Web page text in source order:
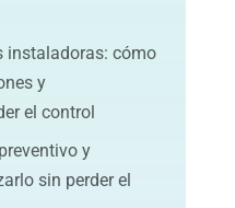
instaladoras: cómo
y
el control
y
sin perder el